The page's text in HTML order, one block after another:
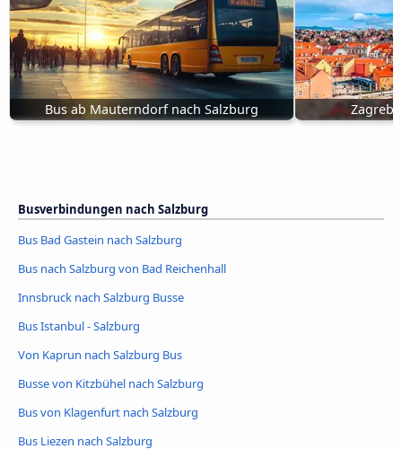
Bus ab Mauterndorf nach Salzburg Zagreb
Busverbindungen nach Salzburg
Bus Bad Gastein nach Salzburg
Bus nach Salzburg von Bad Reichenhall
Innsbruck nach Salzburg Busse
Bus Istanbul - Salzburg
Von Kaprun nach Salzburg Bus
Busse von Kitzbühel nach Salzburg
Bus von Klagenfurt nach Salzburg
Bus Liezen nach Salzburg